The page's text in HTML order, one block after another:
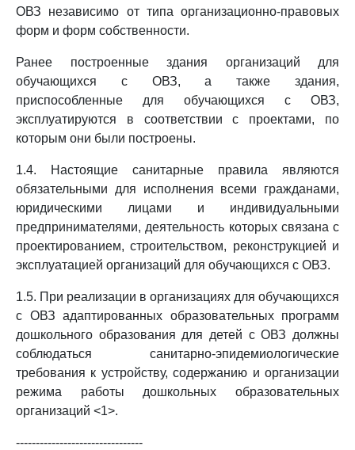
ОВЗ независимо от типа организационно-правовых
форм и форм собственности.
Ранее построенные здания организаций для
обучающихся с ОВЗ, а также здания,
приспособленные для обучающихся с ОВЗ,
эксплуатируются в соответствии с проектами, по
которым они были построены.
1.4. Настоящие санитарные правила являются
обязательными для исполнения всеми гражданами,
юридическими лицами и индивидуальными
предпринимателями, деятельность которых связана с
проектированием, строительством, реконструкцией и
эксплуатацией организаций для обучающихся с ОВЗ.
1.5. При реализации в организациях для обучающихся
с ОВЗ адаптированных образовательных программ
дошкольного образования для детей с ОВЗ должны
соблюдаться санитарно-эпидемиологические
требования к устройству, содержанию и организации
режима работы дошкольных образовательных
организаций <1>.
--------------------------------